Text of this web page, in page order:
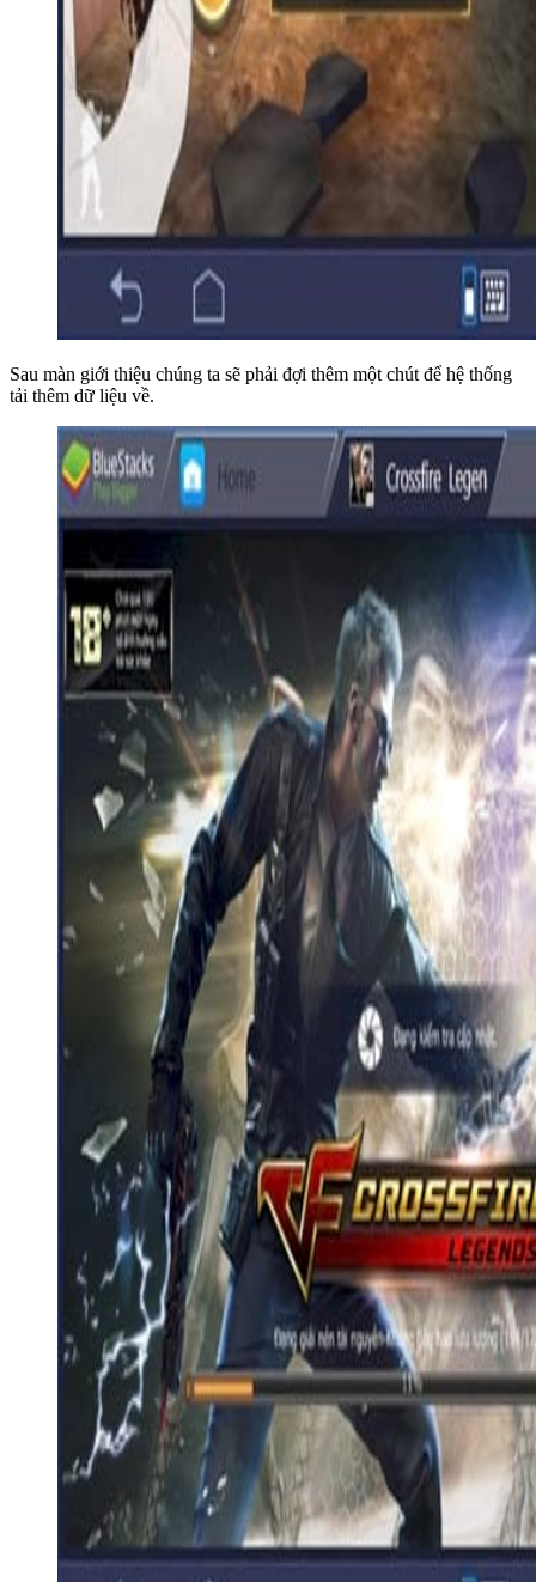
Sau màn giới thiệu chúng ta sẽ phải đợi thêm một chút để hệ thống
tải thêm dữ liệu về.